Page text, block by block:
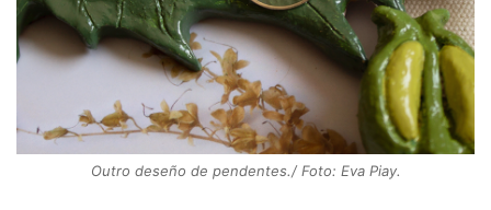
Outro deseño de pendentes./ Foto: Eva Piay.